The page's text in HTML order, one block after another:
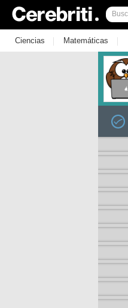
Ciencias | Matemáticas |